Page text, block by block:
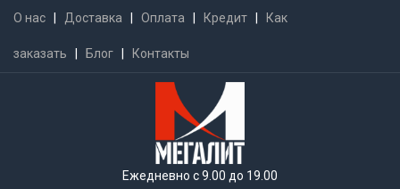
О нас Доставка Оплата Кредит Как
заказать Блог Контакты
Ежедневно с 9.00 до 19.00